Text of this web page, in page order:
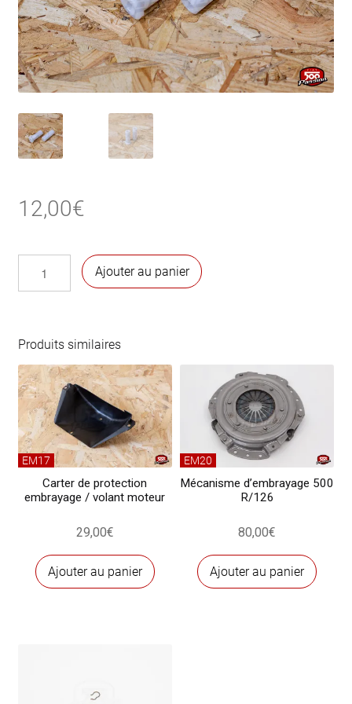
12,00€
pédale
500
F/L
Ajouter au panier
Produits similaires
EM17
Carter de protection
embrayage / volant moteur
29,00€
Ajouter au panier
EM20
Mécanisme d’embrayage 500
R/126
80,00€
Ajouter au panier